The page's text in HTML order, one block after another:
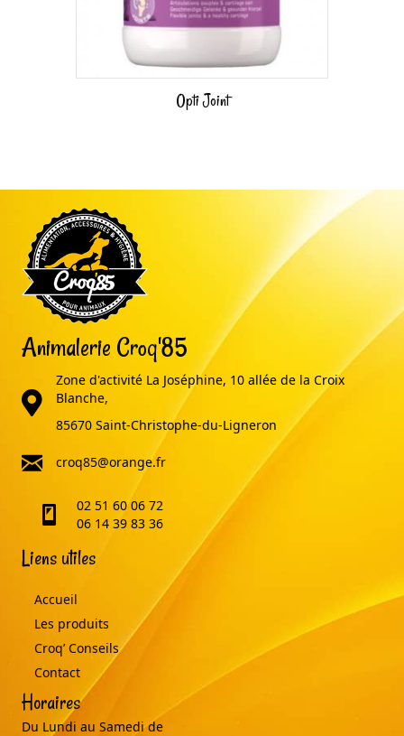
Opti Joint
Animalerie Croq'85
adresse
Zone d'activité La Joséphine, 10 allée de la Croix
Blanche,
85670 Saint-Christophe-du-Ligneron
email
croq85@orange.fr
telephone02 51 60 06 72
06 14 39 83 36
Liens utiles
Accueil
Les produits
Croq’ Conseils
Contact
Horaires
Du Lundi au Samedi de